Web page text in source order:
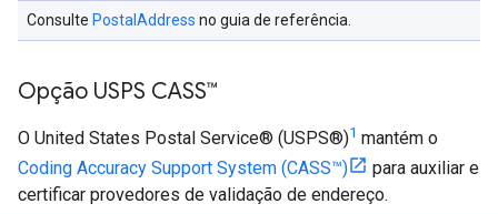
Consulte PostalAddress no guia de referência.
Opção USPS CASS™
O United States Postal Service® (USPS®)1 mantém o
Coding Accuracy Support System (CASS™)
para auxiliar e
certificar provedores de validação de endereço.